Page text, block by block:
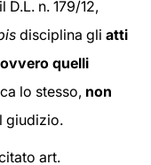
n. 179/12,
disciplina gli atti
quelli
lo stesso, non
giudizio.
art.